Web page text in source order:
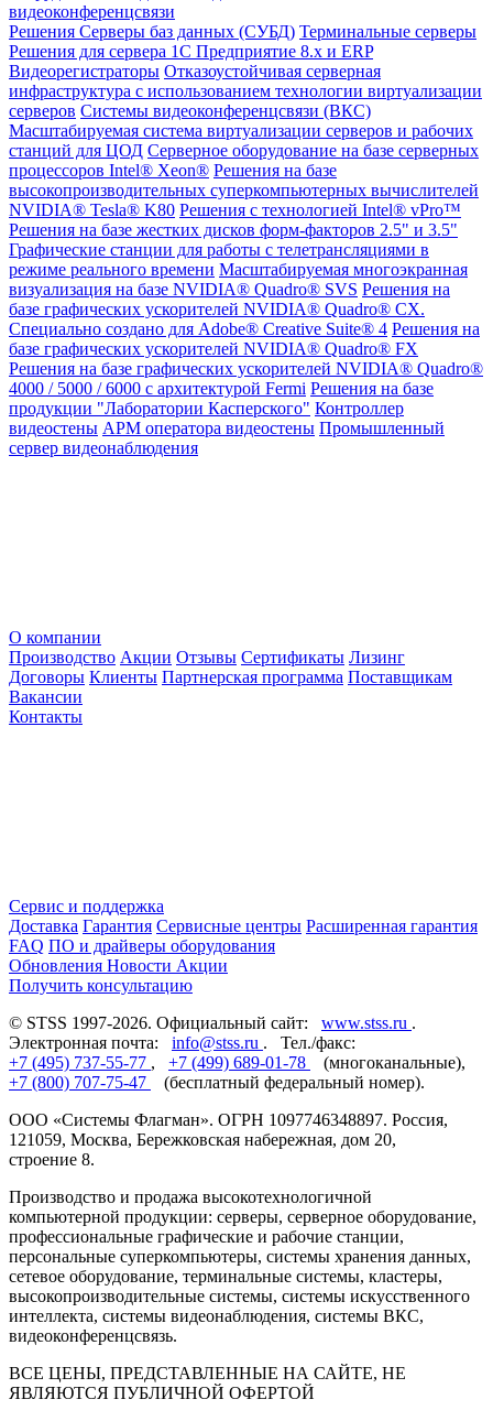
видеоконференцсвязи
Решения Серверы баз данных (СУБД) Терминальные серверы
Решения для сервера 1С Предприятие 8.x и ERP
Видеорегистраторы Отказоустойчивая серверная
инфраструктура с использованием технологии виртуализации
серверов Системы видеоконференцсвязи (ВКС)
Масштабируемая система виртуализации серверов и рабочих
станций для ЦОД Серверное оборудование на базе серверных
процессоров Intel® Xeon® Решения на базе
высокопроизводительных суперкомпьютерных вычислителей
NVIDIA® Tesla® K80 Решения с технологией Intel® vPro™
Решения на базе жестких дисков форм-факторов 2.5" и 3.5"
Графические станции для работы с телетрансляциями в
режиме реального времени Масштабируемая многоэкранная
визуализация на базе NVIDIA® Quadro® SVS Решения на
базе графических ускорителей NVIDIA® Quadro® CX.
Специально создано для Adobe® Creative Suite® 4 Решения на
базе графических ускорителей NVIDIA® Quadro® FX
Решения на базе графических ускорителей NVIDIA® Quadro®
4000 / 5000 / 6000 с архитектурой Fermi Решения на базе
продукции "Лаборатории Касперского" Контроллер
видеостены АРМ оператора видеостены Промышленный
сервер видеонаблюдения
О компании
Производство Акции Отзывы Сертификаты Лизинг
Договоры Клиенты Партнерская программа Поставщикам
Вакансии
Контакты
Сервис и поддержка
Доставка Гарантия Сервисные центры Расширенная гарантия
FAQ ПО и драйверы оборудования
Обновления Новости Акции
Получить консультацию
© STSS 1997-2026. Официальный сайт: www.stss.ru .
Электронная почта: info@stss.ru . Тел./факс:
+7 (495) 737-55-77 , +7 (499) 689-01-78
(многоканальные),
+7 (800) 707-75-47
(бесплатный федеральный номер).
ООО «Системы Флагман». ОГРН 1097746348897. Россия,
121059, Москва, Бережковская набережная, дом 20,
строение 8.
Производство и продажа высокотехнологичной
компьютерной продукции: серверы, серверное оборудование,
профессиональные графические и рабочие станции,
персональные суперкомпьютеры, системы хранения данных,
сетевое оборудование, терминальные системы, кластеры,
высокопроизводительные системы, системы искусственного
интеллекта, системы видеонаблюдения, системы ВКС,
видеоконференцсвязь.
ВСЕ ЦЕНЫ, ПРЕДСТАВЛЕННЫЕ НА САЙТЕ, НЕ
ЯВЛЯЮТСЯ ПУБЛИЧНОЙ ОФЕРТОЙ